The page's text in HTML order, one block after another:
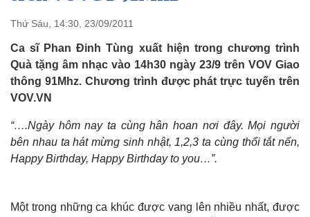
Chính trị
Đảng
Tổ chức nhân sự
Quốc hội
Nhận diện sự thật
Tin 24h
Dự báo thời tiết
Giáo dục
Dấu ấn VOV
Thứ Sáu, 14:30, 23/09/2011
Ca sĩ Phan Đinh Tùng xuất hiện trong chương trình
Quà tặng âm nhạc vào 14h30 ngày 23/9 trên VOV Giao
thông 91Mhz. Chương trình được phát trực tuyến trên
VOV.VN
“….Ngày hôm nay ta cùng hân hoan nơi đây. Mọi người
bên nhau ta hát mừng sinh nhật, 1,2,3 ta cùng thổi tắt nến,
Happy Birthday, Happy Birthday to you…”.
Một trong những ca khúc được vang lên nhiều nhất, được